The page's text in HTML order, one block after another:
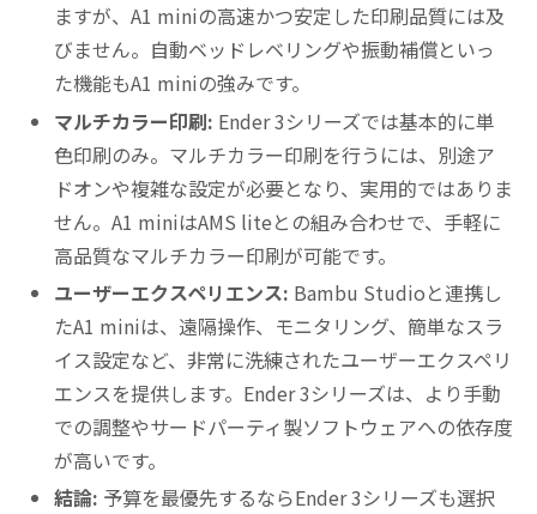
ますが、A1 miniの高速かつ安定した印刷品質には及
びません。自動ベッドレベリングや振動補償といっ
た機能もA1 miniの強みです。
マルチカラー印刷: Ender 3シリーズでは基本的に単
色印刷のみ。マルチカラー印刷を行うには、別途ア
ドオンや複雑な設定が必要となり、実用的ではありま
せん。A1 miniはAMS liteとの組み合わせで、手軽に
高品質なマルチカラー印刷が可能です。
ユーザーエクスペリエンス: Bambu Studioと連携し
たA1 miniは、遠隔操作、モニタリング、簡単なスラ
イス設定など、非常に洗練されたユーザーエクスペリ
エンスを提供します。Ender 3シリーズは、より手動
での調整やサードパーティ製ソフトウェアへの依存度
が高いです。
結論: 予算を最優先するならEnder 3シリーズも選択